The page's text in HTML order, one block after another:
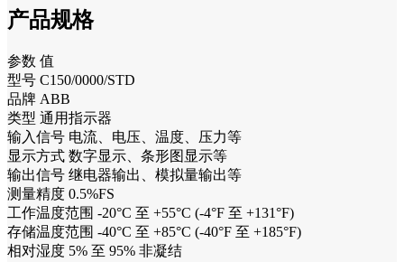
产品规格
参数 值
型号 C150/0000/STD
品牌 ABB
类型 通用指示器
输入信号 电流、电压、温度、压力等
显示方式 数字显示、条形图显示等
输出信号 继电器输出、模拟量输出等
测量精度 0.5%FS
工作温度范围 -20°C 至 +55°C (-4°F 至 +131°F)
存储温度范围 -40°C 至 +85°C (-40°F 至 +185°F)
相对湿度 5% 至 95% 非凝结